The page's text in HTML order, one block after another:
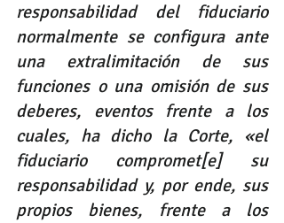
responsabilidad del fiduciario
normalmente se configura ante
una extralimitación de sus
funciones o una omisión de sus
deberes, eventos frente a los
cuales, ha dicho la Corte, «el
fiduciario compromet[e] su
responsabilidad y, por ende, sus
propios bienes, frente a los